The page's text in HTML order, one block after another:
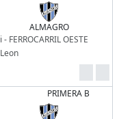
ALMAGRO
OESTE
PRIMERA B